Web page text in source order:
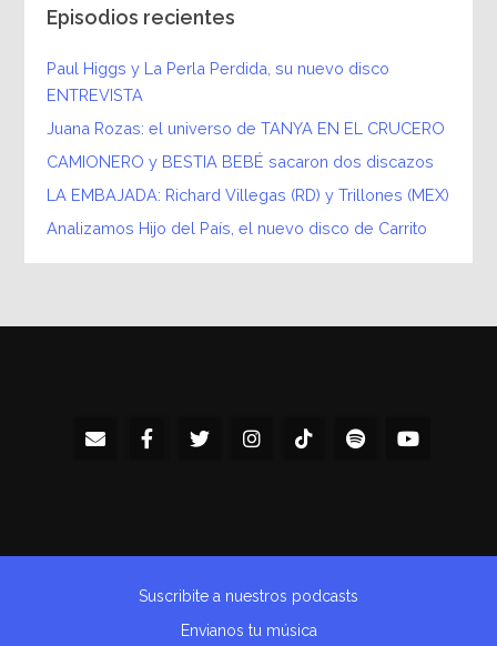
Episodios recientes
Paul Higgs y La Perla Perdida, su nuevo disco
ENTREVISTA
Juana Rozas: el universo de TANYA EN EL CRUCERO
CAMIONERO y BESTIA BEBÉ sacaron dos discazos
LA EMBAJADA: Richard Villegas (RD) y Trillones (MEX)
Analizamos Hijo del País, el nuevo disco de Carrito
Suscribite a nuestros podcasts
Envianos tu música